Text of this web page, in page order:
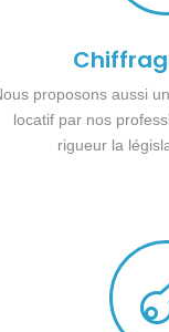
proposons aussi
locatif par nos
rigueur la